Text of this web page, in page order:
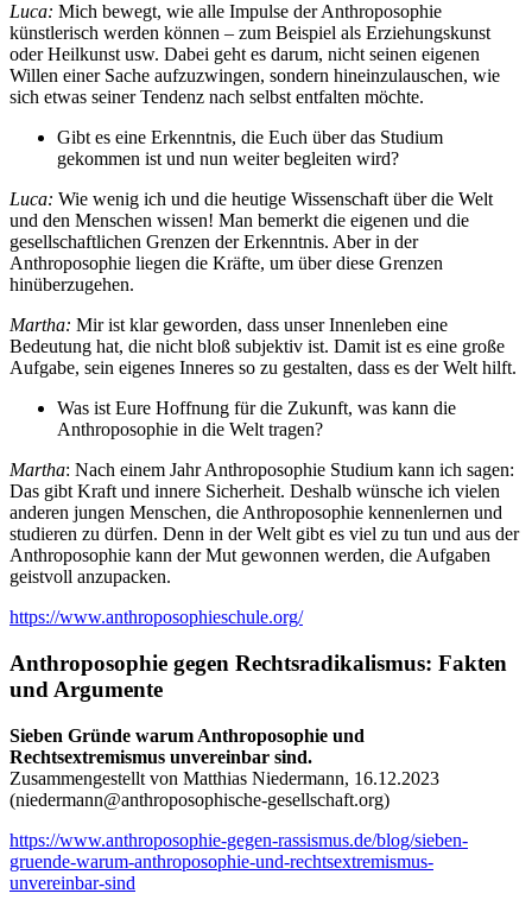
Luca: Mich bewegt, wie alle Impulse der Anthroposophie
künstlerisch werden können – zum Beispiel als Erziehungskunst
oder Heilkunst usw. Dabei geht es darum, nicht seinen eigenen
Willen einer Sache aufzuzwingen, sondern hineinzulauschen, wie
sich etwas seiner Tendenz nach selbst entfalten möchte.
Gibt es eine Erkenntnis, die Euch über das Studium
gekommen ist und nun weiter begleiten wird?
Luca: Wie wenig ich und die heutige Wissenschaft über die Welt
und den Menschen wissen! Man bemerkt die eigenen und die
gesellschaftlichen Grenzen der Erkenntnis. Aber in der
Anthroposophie liegen die Kräfte, um über diese Grenzen
hinüberzugehen.
Martha: Mir ist klar geworden, dass unser Innenleben eine
Bedeutung hat, die nicht bloß subjektiv ist. Damit ist es eine große
Aufgabe, sein eigenes Inneres so zu gestalten, dass es der Welt hilft.
Was ist Eure Hoffnung für die Zukunft, was kann die
Anthroposophie in die Welt tragen?
Martha: Nach einem Jahr Anthroposophie Studium kann ich sagen:
Das gibt Kraft und innere Sicherheit. Deshalb wünsche ich vielen
anderen jungen Menschen, die Anthroposophie kennenlernen und
studieren zu dürfen. Denn in der Welt gibt es viel zu tun und aus der
Anthroposophie kann der Mut gewonnen werden, die Aufgaben
geistvoll anzupacken.
https://www.anthroposophieschule.org/
Anthroposophie gegen Rechtsradikalismus: Fakten
und Argumente
Sieben Gründe warum Anthroposophie und
Rechtsextremismus unvereinbar sind.
Zusammengestellt von Matthias Niedermann, 16.12.2023
(niedermann@anthroposophische-gesellschaft.org)
https://www.anthroposophie-gegen-rassismus.de/blog/sieben-
gruende-warum-anthroposophie-und-rechtsextremismus-
unvereinbar-sind